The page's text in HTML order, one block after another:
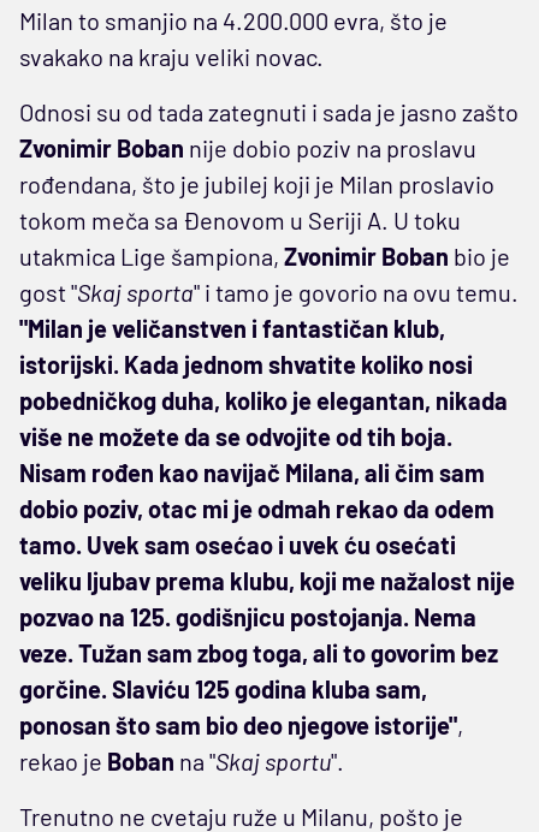
Milan to smanjio na 4.200.000 evra, što je
svakako na kraju veliki novac.
Odnosi su od tada zategnuti i sada je jasno zašto
Zvonimir Boban nije dobio poziv na proslavu
rođendana, što je jubilej koji je Milan proslavio
tokom meča sa Đenovom u Seriji A. U toku
utakmica Lige šampiona, Zvonimir Boban bio je
gost "Skaj sporta" i tamo je govorio na ovu temu.
"Milan je veličanstven i fantastičan klub,
istorijski. Kada jednom shvatite koliko nosi
pobedničkog duha, koliko je elegantan, nikada
više ne možete da se odvojite od tih boja.
Nisam rođen kao navijač Milana, ali čim sam
dobio poziv, otac mi je odmah rekao da odem
tamo. Uvek sam osećao i uvek ću osećati
veliku ljubav prema klubu, koji me nažalost nije
pozvao na 125. godišnjicu postojanja. Nema
veze. Tužan sam zbog toga, ali to govorim bez
gorčine. Slaviću 125 godina kluba sam,
ponosan što sam bio deo njegove istorije",
rekao je Boban na "Skaj sportu".
Trenutno ne cvetaju ruže u Milanu, pošto je